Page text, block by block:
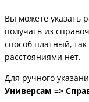
Вы можете указать
получать из
способ платный,
расстояниями нет.
Для ручного
Универсам =>